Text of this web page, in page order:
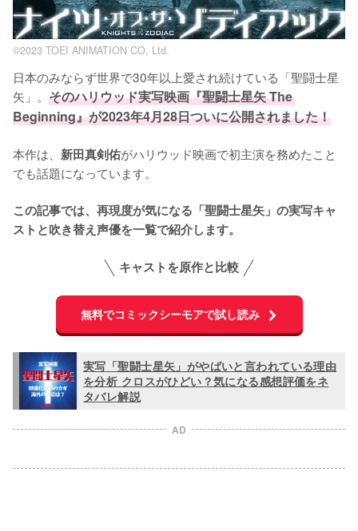
©2023 TOEI ANIMATION CO, Ltd.
日本のみならず世界で30年以上愛され続けている「聖闘士星
矢」。 そのハリウッド実写映画『聖闘士星矢 The
Beginning』が2023年4月28日ついに公開されました！
本作は、 新田真剣佑がハリウッド映画で初主演を務めたこと
でも話題になっています。
この記事では、再現度が気になる「聖闘士星矢」の実写キャ
ストと吹き替え声優を一覧で紹介します。
キャストを原作と比較
無料でコミックシーモアで試し読み
実写「聖闘士星矢」がやばいと言われている理由
を分析 クロスがひどい？気になる感想評価をネ
タバレ解説
AD